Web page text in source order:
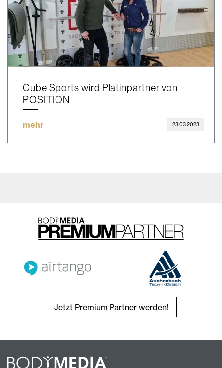
Cube Sports wird Platinpartner von
POSITION
mehr 23.03.2023
Jetzt Premium Partner werden!